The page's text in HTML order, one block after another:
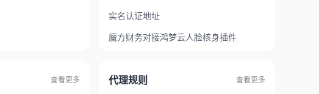
实名认证地址
魔方财务对接鸿梦云人脸核身插件
查看更多 代理规则 查看更多